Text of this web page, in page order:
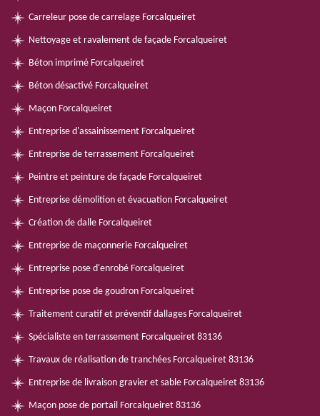
Carreleur pose de carrelage Forcalqueiret
Nettoyage et ravalement de façade Forcalqueiret
Béton imprimé Forcalqueiret
Béton désactivé Forcalqueiret
Maçon Forcalqueiret
Entreprise d'assainissement Forcalqueiret
Entreprise de terrassement Forcalqueiret
Peintre et peinture de façade Forcalqueiret
Entreprise démolition et évacuation Forcalqueiret
Création de dalle Forcalqueiret
Entreprise de maçonnerie Forcalqueiret
Entreprise pose d'enrobé Forcalqueiret
Entreprise pose de goudron Forcalqueiret
Traitement curatif et préventif dallages Forcalqueiret
Spécialiste en terrassement Forcalqueiret 83136
Travaux de réalisation de tranchées Forcalqueiret 83136
Entreprise de livraison gravier et sable Forcalqueiret 83136
Maçon pose de portail Forcalqueiret 83136